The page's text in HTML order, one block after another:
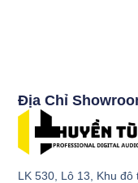
Địa Chỉ
LK 530, Lô 13, Khu